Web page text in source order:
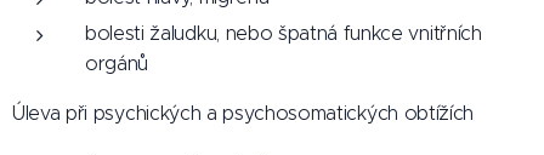
bolesti žaludku, nebo špatná funkce vnitřních
orgánů
Úleva při psychických a psychosomatických obtížích